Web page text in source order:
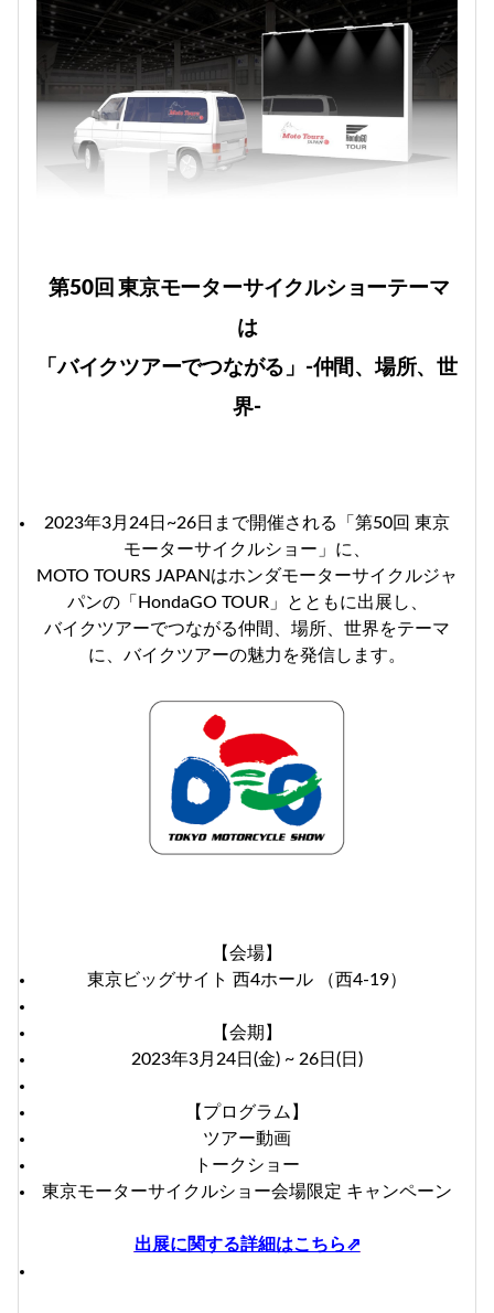
第50回 東京モーターサイクルショーテーマ
は
「バイクツアーでつながる」-仲間、場所、世
界-
2023年3月24日~26日まで開催される「第50回 東京
モーターサイクルショー」に、
MOTO TOURS JAPANはホンダモーターサイクルジャ
パンの「HondaGO TOUR」とともに出展し、
バイクツアーでつながる仲間、場所、世界をテーマ
に、バイクツアーの魅力を発信します。
【会場】
東京ビッグサイト 西4ホール （西4-19）
【会期】
2023年3月24日(金) ~ 26日(日)
【プログラム】
ツアー動画
トークショー
東京モーターサイクルショー会場限定 キャンペーン
出展に関する詳細はこちら⇗